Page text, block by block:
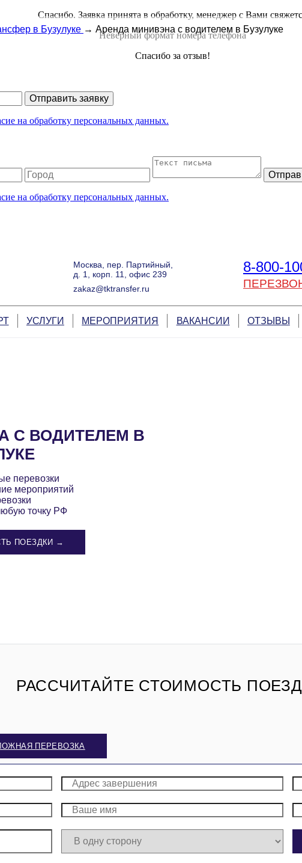
Спасибо. Заявка принята в обработку, менеджер с Вами
Неверный формат номера телефона
Спасибо за отзыв!
Отправить заявку
на обработку персональных данных.
на обработку персональных данных.
8-800-
Москва, пер. Партийный,
д. 1, корп. 11, офис 239
zakaz@tktransfer.ru
УСЛУГИ МЕРОПРИЯТИЯ ВАКАНСИИ ОТЗЫВЫ
в Бузулуке → Аренда минивэна с водителем в Бузулуке
С ВОДИТЕЛЕМ В
перевозки
мероприятий
точку РФ
ПОЕЗДКИ →
РАССЧИТАЙТЕ СТОИМОСТЬ
ПЕРЕВОЗКА